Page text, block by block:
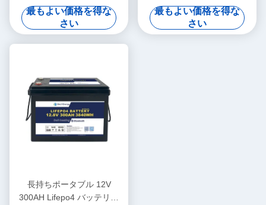
5000 サイクル 12v ライフポ
4 バッテリー パック
最もよい価格を得な
さい
最もよい価格を得な
さい
長持ちポータブル 12V
300AH Lifepo4 バッテリー